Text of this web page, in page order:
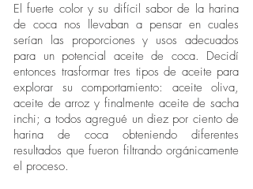
El fuerte color y su difícil sabor de la harina
de coca nos llevaban a pensar en cuales
serían las proporciones y usos adecuados
para un potencial aceite de coca. Decidí
entonces trasformar tres tipos de aceite para
explorar su comportamiento: aceite oliva,
aceite de arroz y finalmente aceite de sacha
inchi; a todos agregué un diez por ciento de
harina de coca obteniendo diferentes
resultados que fueron filtrando orgánicamente
el proceso.